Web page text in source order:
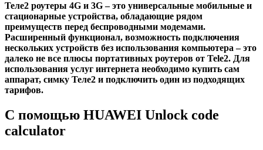
Теле2 роутеры 4G и 3G – это универсальные мобильные и
стационарные устройства, обладающие рядом
преимуществ перед беспроводными модемами.
Расширенный функционал, возможность подключения
нескольких устройств без использования компьютера – это
далеко не все плюсы портативных роутеров от Tele2. Для
использования услуг интернета необходимо купить сам
аппарат, симку Теле2 и подключить один из подходящих
тарифов.
С помощью HUAWEI Unlock code
calculator